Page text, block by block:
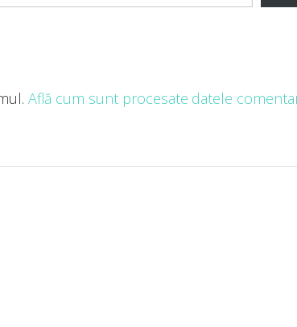
Află cum sunt procesate datele